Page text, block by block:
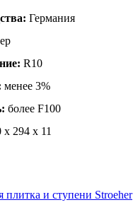
Германия
R10
менее 3%
более F100
х 294 х 11
и ступени Stroeher